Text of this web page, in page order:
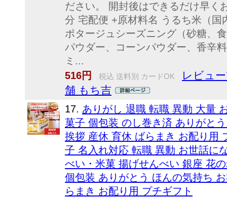
ださい。 開封後はできるだけ早く
分 宅配便 +原材料名 うるち米（国
ポタージュシーズニング（砂糖、
パウダー、コーンパウダー、香辛
ミ...
516円
税込 送料別 カードOK
レビュ
舗 もち吉
17. ありがし 退職 転職 異動 大量
菓子 個包装 のし巻き済 ありがと
挨拶 産休 育休 ばらまき お配り用
子 名入れ対応 転職 異動 お世話に
べい・米菓 揚げせんべい 銀座 花
個包装 ありがとう ほんの気持ち
らまき お配り用 プチギフト